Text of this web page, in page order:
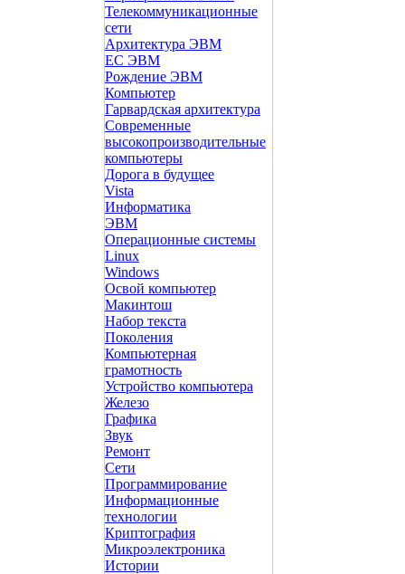
Телекоммуникационные
сети
Архитектура ЭВМ
ЕС ЭВМ
Рождение ЭВМ
Компьютер
Гарвардская архитектура
Современные
высокопроизводительные
компьютеры
Дорога в будущее
Vista
Инфоpматика
ЭВМ
Операционные системы
Linux
Windows
Освой компьютер
Макинтош
Набор текста
Поколения
Компьютерная
грамотность
Устройство компьютера
Железо
Графика
Звук
Ремонт
Сети
Программирование
Информационные
технологии
Криптография
Микроэлектроника
Истории